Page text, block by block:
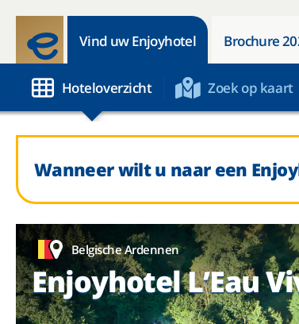
Vind uw Enjoyhotel Brochure
Hoteloverzicht Zoek op kaart
Wanneer wilt u naar een
Belgische Ardennen
Enjoyhotel L’Eau